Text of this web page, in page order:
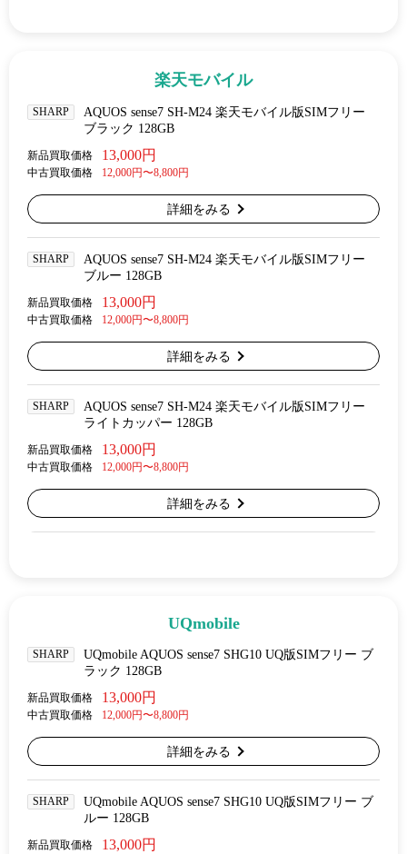
楽天モバイル
SHARP
AQUOS sense7 SH-M24 楽天モバイル版SIMフリー
ブラック 128GB
新品買取価格 13,000円
中古買取価格 12,000円〜8,800円
詳細をみる
SHARP
AQUOS sense7 SH-M24 楽天モバイル版SIMフリー
ブルー 128GB
新品買取価格 13,000円
中古買取価格 12,000円〜8,800円
詳細をみる
SHARP
AQUOS sense7 SH-M24 楽天モバイル版SIMフリー
ライトカッパー 128GB
新品買取価格 13,000円
中古買取価格 12,000円〜8,800円
詳細をみる
UQmobile
SHARP
UQmobile AQUOS sense7 SHG10 UQ版SIMフリー ブ
ラック 128GB
新品買取価格 13,000円
中古買取価格 12,000円〜8,800円
詳細をみる
SHARP
UQmobile AQUOS sense7 SHG10 UQ版SIMフリー ブ
ルー 128GB
新品買取価格 13,000円